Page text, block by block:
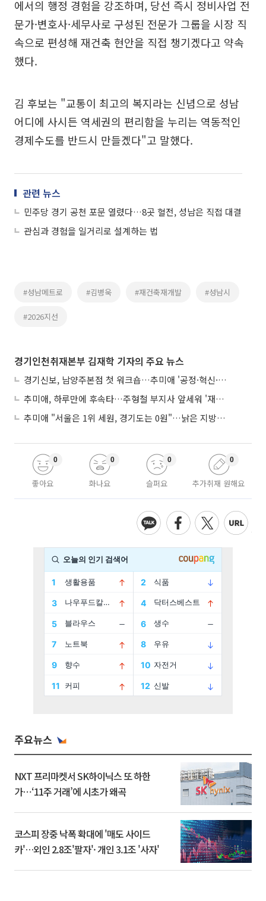
에서의 행정 경험을 강조하며, 당선 즉시 정비사업 전
문가·변호사·세무사로 구성된 전문가 그룹을 시장 직
속으로 편성해 재건축 현안을 직접 챙기겠다고 약속
했다.
김 후보는 "교통이 최고의 복지라는 신념으로 성남
어디에 사시든 역세권의 편리함을 누리는 역동적인
경제수도를 반드시 만들겠다"고 말했다.
관련 뉴스
민주당 경기 공천 포문 열렸다…8곳 혈전, 성남은 직접 대결
관심과 경험을 일거리로 설계하는 법
#성남메트로 #김병욱 #재건축재개발 #성남시
#2026지선
경기인천취재본부 김재학 기자의 주요 뉴스
경기신보, 남양주본점 첫 워크숍…추미애 '공정·혁신·포용' 전면 반영
추미애, 하루만에 후속타…주형철 부지사 앞세워 '재정TF' 즉시 가동
추미애 "서울은 1위 세원, 경기도는 0원"…낡은 지방세제 정조준
좋아요
0
화나요
0
슬퍼요
0
추가취재 원해요
0
주요뉴스
NXT 프리마켓서 SK하이닉스 또 하한
가⋯‘11주 거래’에 시초가 왜곡
코스피 장중 낙폭 확대에 '매도 사이드
카'…외인 2.8조'팔자'· 개인 3.1조 '사자'